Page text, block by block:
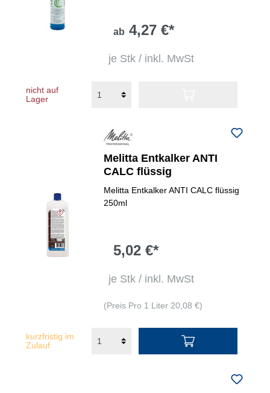
ab 4,27 €*
je Stk / inkl. MwSt
nicht auf
Lager
Melitta Entkalker ANTI
CALC flüssig
Melitta Entkalker ANTI CALC flüssig
250ml
5,02 €*
je Stk / inkl. MwSt
(Preis Pro 1 Liter 20,08 €)
kurzfristig im
Zulauf